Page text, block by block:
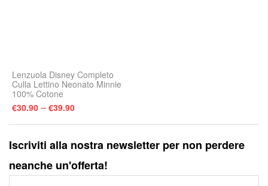
Lenzuola Disney Completo
Culla Lettino Neonato Minnie
100% Cotone
€30.90 – €39.90
Iscriviti alla nostra newsletter per non perdere
neanche un'offerta!